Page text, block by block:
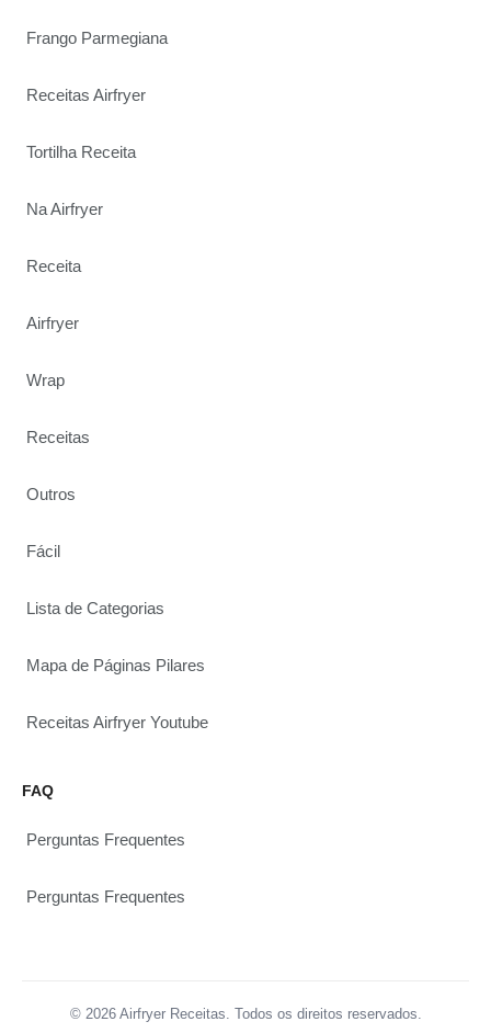
Frango Parmegiana
Receitas Airfryer
Tortilha Receita
Na Airfryer
Receita
Airfryer
Wrap
Receitas
Outros
Fácil
Lista de Categorias
Mapa de Páginas Pilares
Receitas Airfryer Youtube
FAQ
Perguntas Frequentes
Perguntas Frequentes
© 2026 Airfryer Receitas. Todos os direitos reservados.